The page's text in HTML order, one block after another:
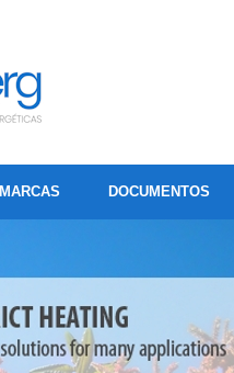
MARCAS DOCUMENTOS